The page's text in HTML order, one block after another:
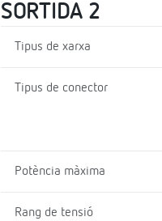
SORTIDA 2
Tipus de xarxa
Tipus de conector
Potència màxima
Rang de tensió